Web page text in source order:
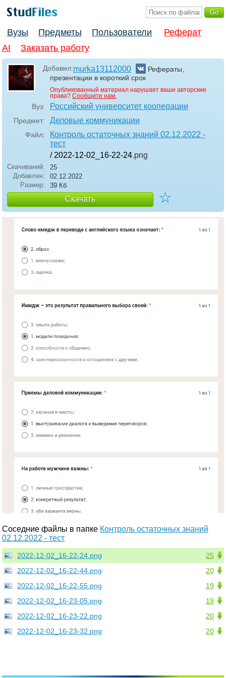
Вузы Предметы Пользователи
Реферат
AI
Заказать работу
Добавил:murka13112000
Рефераты,
презентации в короткий срок
Опубликованный материал нарушает ваши авторские
права? Сообщите нам.
Вуз: Российский университет кооперации
Предмет: Деловые коммуникации
Файл:
Контроль остаточных знаний 02.12.2022 -
тест
/ 2022-12-02_16-22-24.png
Скачиваний:
25
Добавлен:
02.12.2022
Размер:
39 Кб
Скачать ☆
Соседние файлы в папке Контроль остаточных знаний
02.12.2022 - тест
25
2022-12-02_16-22-24.png
20
2022-12-02_16-22-44.png
19
2022-12-02_16-22-55.png
19
2022-12-02_16-23-05.png
20
2022-12-02_16-23-22.png
20
2022-12-02_16-23-32.png